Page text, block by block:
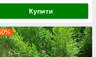
Купити